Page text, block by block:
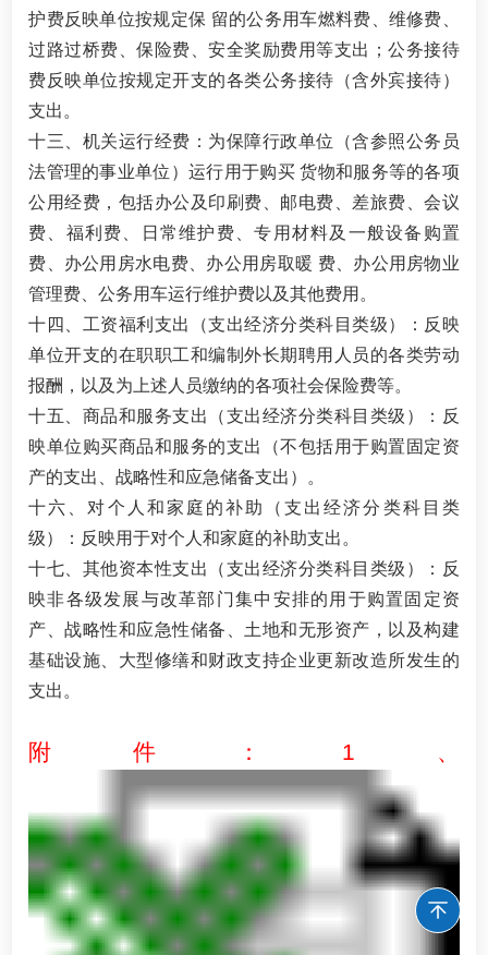
护费反映单位按规定保 留的公务用车燃料费、维修费、
过路过桥费、保险费、安全奖励费用等支出；公务接待
费反映单位按规定开支的各类公务接待（含外宾接待）
支出。
十三、机关运行经费：为保障行政单位（含参照公务员
法管理的事业单位）运行用于购买 货物和服务等的各项
公用经费，包括办公及印刷费、邮电费、差旅费、会议
费、福利费、日常维护费、专用材料及一般设备购置
费、办公用房水电费、办公用房取暖 费、办公用房物业
管理费、公务用车运行维护费以及其他费用。
十四、工资福利支出（支出经济分类科目类级）：反映
单位开支的在职职工和编制外长期聘用人员的各类劳动
报酬，以及为上述人员缴纳的各项社会保险费等。
十五、商品和服务支出（支出经济分类科目类级）：反
映单位购买商品和服务的支出（不包括用于购置固定资
产的支出、战略性和应急储备支出）。
十六、对个人和家庭的补助（支出经济分类科目类
级）：反映用于对个人和家庭的补助支出。
十七、其他资本性支出（支出经济分类科目类级）：反
映非各级发展与改革部门集中安排的用于购置固定资
产、战略性和应急性储备、土地和无形资产，以及构建
基础设施、大型修缮和财政支持企业更新改造所发生的
支出。
附件：1、